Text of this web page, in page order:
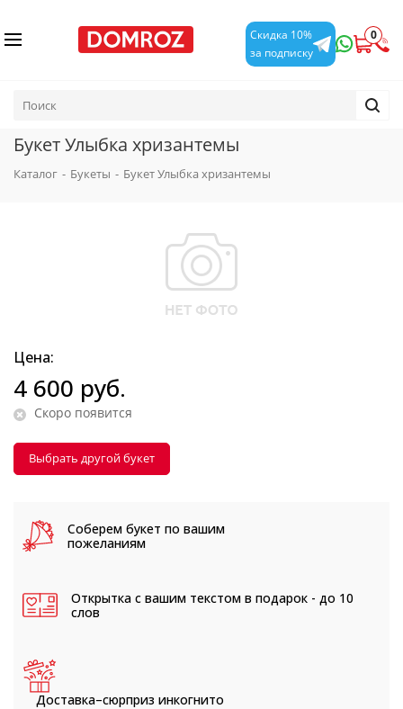
Скидка 10%
за подписку
0
Букет Улыбка хризантемы
Каталог - Букеты - Букет Улыбка хризантемы
Цена:
4 600 руб.
Скоро появится
Выбрать другой букет
Соберем букет по вашим
пожеланиям
Открытка с вашим текстом в подарок - до 10
слов
Доставка–сюрприз инкогнито